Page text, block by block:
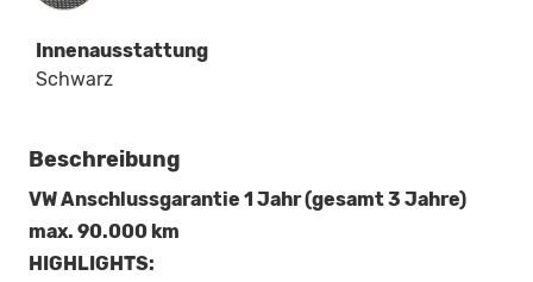
Innenausstattung
Schwarz
Beschreibung
VW Anschlussgarantie 1 Jahr (gesamt 3 Jahre)
max. 90.000 km
HIGHLIGHTS: